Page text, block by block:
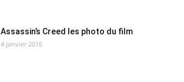
Assassin’s Creed les photo du film
4 janvier 2016